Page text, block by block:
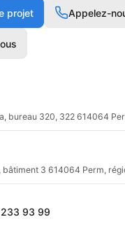
projet Appelez-
bureau 320, 322 614064
bâtiment 3 614064 Perm,
93 99